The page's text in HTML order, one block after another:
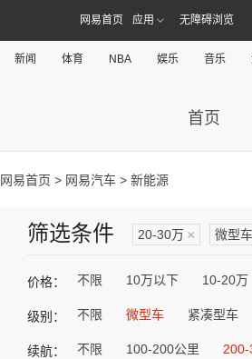
网易首页 应用 无障碍浏览
新闻 体育 NBA 娱乐 音乐
首页
网易首页 > 网易汽车 > 新能源
筛选条件 20-30万 × 微型车
价格： 不限 10万以下 10-20万
级别： 不限 微型车 紧凑型车
续航： 不限 100-200公里 200-